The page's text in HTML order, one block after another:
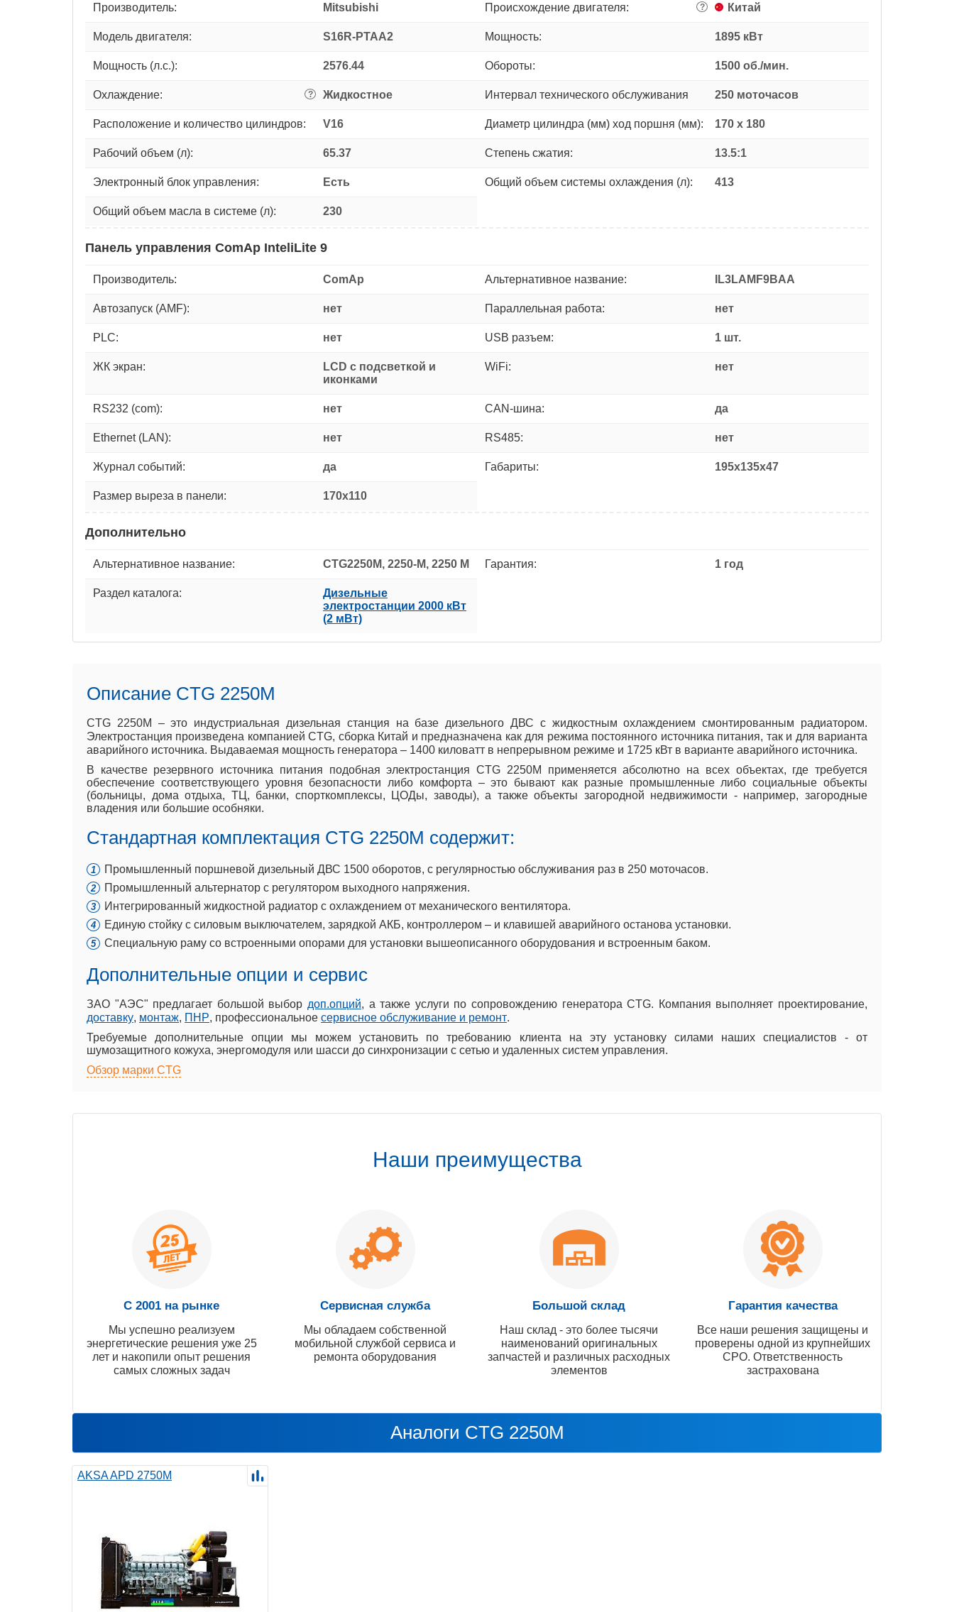
Производитель: Mitsubishi Происхождение двигателя: ? Китай
Модель двигателя: S16R-PTAA2 Мощность: 1895 кВт
Мощность (л.с.): 2576.44 Обороты: 1500 об./мин.
Охлаждение: ? Жидкостное Интервал технического обслуживания 250 моточасов
Расположение и количество цилиндров: V16 Диаметр цилиндра (мм) ход поршня (мм): 170 x 180
Рабочий объем (л): 65.37 Степень сжатия: 13.5:1
Электронный блок управления: Есть Общий объем системы охлаждения (л): 413
Общий объем масла в системе (л): 230
Панель управления ComAp InteliLite 9
Производитель: ComAp Альтернативное название: IL3LAMF9BAA
Автозапуск (AMF): нет Параллельная работа: нет
PLC: нет USB разъем: 1 шт.
ЖК экран:
LCD с подсветкой и
иконками
WiFi: нет
RS232 (com): нет CAN-шина: да
Ethernet (LAN): нет RS485: нет
Журнал событий: да Габариты: 195x135x47
Размер выреза в панели: 170x110
Дополнительно
Альтернативное название: CTG2250M, 2250-M, 2250 M Гарантия: 1 год
Раздел каталога:
Дизельные
электростанции 2000 кВт
(2 мВт)
Описание CTG 2250M
CTG 2250M – это индустриальная дизельная станция на базе дизельного ДВС с жидкостным охлаждением смонтированным радиатором.
Электростанция произведена компанией CTG, сборка Китай и предназначена как для режима постоянного источника питания, так и для варианта
аварийного источника. Выдаваемая мощность генератора – 1400 киловатт в непрерывном режиме и 1725 кВт в варианте аварийного источника.
В качестве резервного источника питания подобная электростанция CTG 2250M применяется абсолютно на всех объектах, где требуется
обеспечение соответствующего уровня безопасности либо комфорта – это бывают как разные промышленные либо социальные объекты
(больницы, дома отдыха, ТЦ, банки, спорткомплексы, ЦОДы, заводы), а также объекты загородной недвижимости - например, загородные
владения или большие особняки.
Стандартная комплектация CTG 2250M содержит:
Промышленный поршневой дизельный ДВС 1500 оборотов, с регулярностью обслуживания раз в 250 моточасов.
Промышленный альтернатор с регулятором выходного напряжения.
Интегрированный жидкостной радиатор с охлаждением от механического вентилятора.
Единую стойку с силовым выключателем, зарядкой АКБ, контроллером – и клавишей аварийного останова установки.
Специальную раму со встроенными опорами для установки вышеописанного оборудования и встроенным баком.
Дополнительные опции и сервис
ЗАО "АЭС" предлагает большой выбор доп.опций, а также услуги по сопровождению генератора CTG. Компания выполняет проектирование,
доставку, монтаж, ПНР, профессиональное сервисное обслуживание и ремонт.
Требуемые дополнительные опции мы можем установить по требованию клиента на эту установку силами наших специалистов - от
шумозащитного кожуха, энергомодуля или шасси до синхронизации с сетью и удаленных систем управления.
Обзор марки CTG
Наши преимущества
С 2001 на рынке
Мы успешно реализуем
энергетические решения уже 25
лет и накопили опыт решения
самых сложных задач
Сервисная служба
Мы обладаем собственной
мобильной службой сервиса и
ремонта оборудования
Большой склад
Наш склад - это более тысячи
наименований оригинальных
запчастей и различных расходных
элементов
Гарантия качества
Все наши решения защищены и
проверены одной из крупнейших
СРО. Ответственность
застрахована
Аналоги CTG 2250M
AKSA APD 2750M